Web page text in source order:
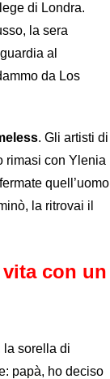
di Londra.
la sera
al
da Los
. Gli artisti di
rimasi con Ylenia
quell’uomo
la ritrovai il
con un
la sorella di
papà, ho deciso